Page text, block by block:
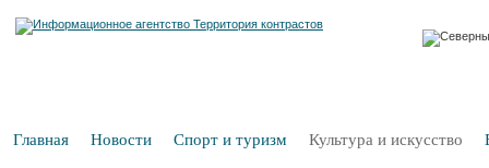
Главная Новости Спорт и туризм Культура и искусство